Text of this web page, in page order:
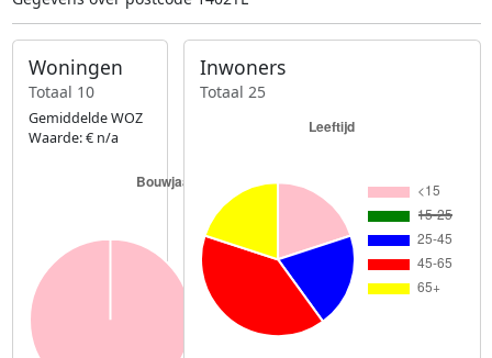
Woningen
Totaal 10
Gemiddelde WOZ
Waarde: € n/a
Inwoners
Totaal 25